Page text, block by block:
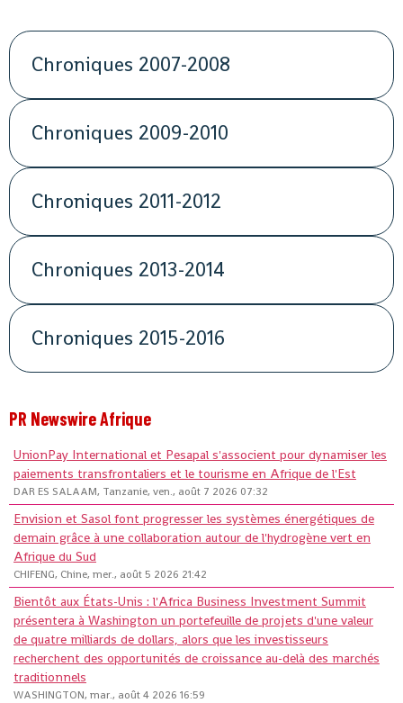
Chroniques 2007-2008
Chroniques 2009-2010
Chroniques 2011-2012
Chroniques 2013-2014
Chroniques 2015-2016
PR Newswire Afrique
UnionPay International et Pesapal s'associent pour dynamiser les
paiements transfrontaliers et le tourisme en Afrique de l'Est
DAR ES SALAAM, Tanzanie, ven., août 7 2026 07:32
Envision et Sasol font progresser les systèmes énergétiques de
demain grâce à une collaboration autour de l'hydrogène vert en
Afrique du Sud
CHIFENG, Chine, mer., août 5 2026 21:42
Bientôt aux États-Unis : l'Africa Business Investment Summit
présentera à Washington un portefeuille de projets d'une valeur
de quatre milliards de dollars, alors que les investisseurs
recherchent des opportunités de croissance au-delà des marchés
traditionnels
WASHINGTON, mar., août 4 2026 16:59